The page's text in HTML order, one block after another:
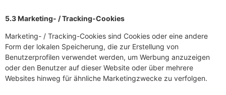
5.3 Marketing- / Tracking-Cookies
Marketing- / Tracking-Cookies sind Cookies oder eine andere
Form der lokalen Speicherung, die zur Erstellung von
Benutzerprofilen verwendet werden, um Werbung anzuzeigen
oder den Benutzer auf dieser Website oder über mehrere
Websites hinweg für ähnliche Marketingzwecke zu verfolgen.